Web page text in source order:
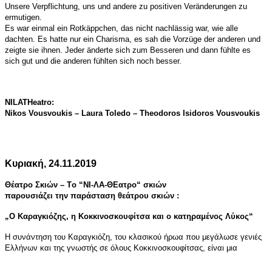
Unsere Verpflichtung, uns und andere zu positiven Veränderungen zu
ermutigen.
Es war einmal ein Rotkäppchen, das nicht nachlässig war, wie alle
dachten. Es hatte nur ein Charisma, es sah die Vorzüge der anderen und
zeigte sie ihnen. Jeder änderte sich zum Besseren und dann fühlte es
sich gut und die anderen fühlten sich noch besser.
NILATHeatro:
Nikos Vousvoukis – Laura Toledo – Theodoros Isidoros Vousvoukis
Κυριακή, 24.11.2019
Θέατρο Σκιών – Tο “Ν -ΛA-ΘEατρο“ σκιών
παρουσιάζει την παράσταση θεάτρου σκιών :
„Ο Καραγκιόζης, η Κοκκινοσκουφίτσα και ο κατηραμένος Λύκος“
Η συνάντηση του Καραγκιόζη, του κλασικού ήρωα που μεγάλωσε γενιές
Ελλήνων και της γνωστής σε όλους Κοκκινοσκουφίτσας, είναι μια